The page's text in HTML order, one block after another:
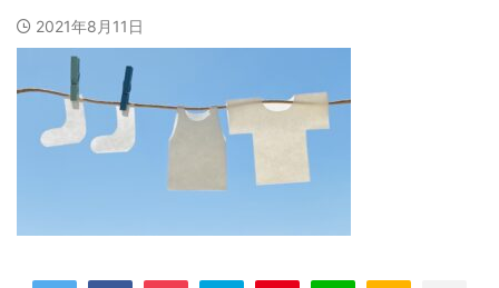
2021年8月11日